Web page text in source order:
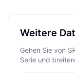
Weitere
Gehen Sie von
Serie und